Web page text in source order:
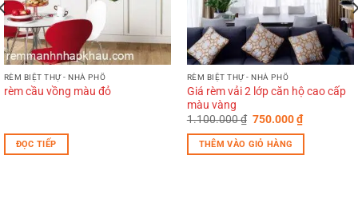
RÈM BIỆT THỰ - NHÀ PHỐ
rèm cầu vồng màu đỏ
ĐỌC TIẾP
RÈM BIỆT THỰ - NHÀ PHỐ
Giá rèm vải 2 lớp căn hộ cao cấp
màu vàng
1.100.000₫ Giá
là:
1.100.000 ₫.
750.000₫Giá
hiện
tại
THÊM VÀO GIỎ HÀNG